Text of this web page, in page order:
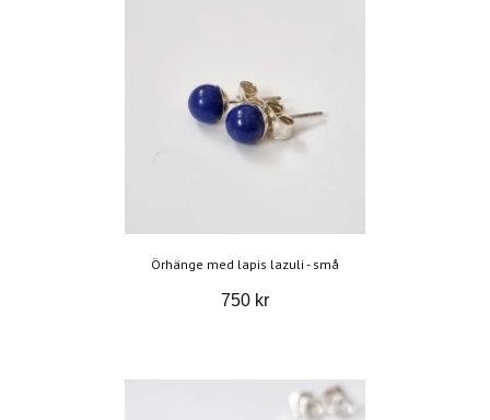
Örhänge med lapis lazuli - små
750 kr